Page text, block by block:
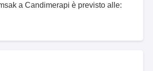
a Candimerapi è previsto alle: